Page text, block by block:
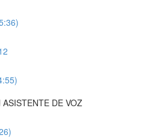
DE VOZ